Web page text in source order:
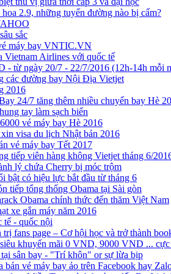
2.9, những tuyến đường nào bị cấm?
sắc
máy bay VNTIC.VN
Vietnam Airlines với quốc tế
- từ ngày 20/7 - 22/7/2016 (12h-14h mỗi
các đường bay Nội Địa Vietjet
2016
24/7 tăng thêm nhiều chuyến bay Hè
tay làm sạch biển
vé máy bay Hè 2016
visa du lịch Nhật bản 2016
vé máy bay Tết 2017
tiếp viên hàng không Vietjet tháng 6/
lý chứa Cherry bị móc trộm
bật có hiệu lực bắt đầu từ tháng 6
tiếp tổng thống Obama tại Sài gòn
Obama chính thức đến thăm Việt Nam
xe gắn máy năm 2016
tế - quốc nội
fans page – Cơ hội học và trở thành
khuyến mãi 0 VND, 9000 VND ...
sân bay - "Trí khôn" or sự lừa bịp
bán vé máy bay ảo trên Facebook hay